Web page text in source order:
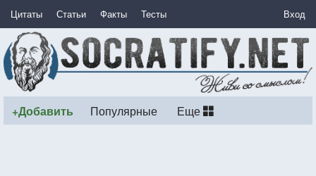
Цитаты Статьи Факты Тесты Вход
+Добавить Популярные Еще